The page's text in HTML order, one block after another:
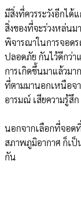
มีสิ่งที่ควรระวังอีกได้
สิ่งของที่จะร่วงหล่นม
พิจารณาในการจอดร
ปลอดภัย กันไว้ดีกว่
การเกิดขึ้นมาแล้วมา
ที่ตามมานอกเหนือจา
อารมณ์ เสียความรู้สึ
นอกจากเลือกที่จอด
สภาพภูมิอากาศ ก็เป็
กัน